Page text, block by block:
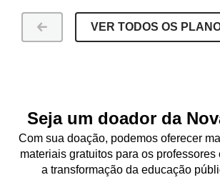
VER TODOS OS
Seja um doador da
Com sua doação, podemos oferecer
materiais gratuitos para os professores
a transformação da educação